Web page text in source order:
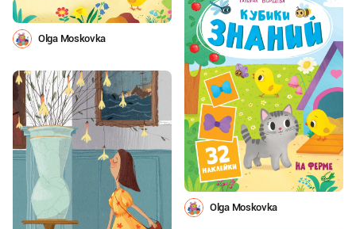
Olga Moskovka
Olga Moskovka